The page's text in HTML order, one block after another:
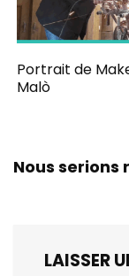
Portrait de
Malò
Nous
LAISSER